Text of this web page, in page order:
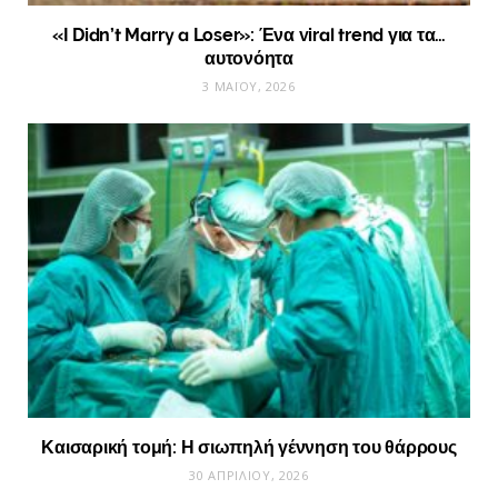
«I Didn’t Marry a Loser»: Ένα viral trend για τα…
αυτονόητα
3 ΜΑΪ́ΟΥ, 2026
Καισαρική τομή: Η σιωπηλή γέννηση του θάρρους
30 ΑΠΡΙΛΊΟΥ, 2026